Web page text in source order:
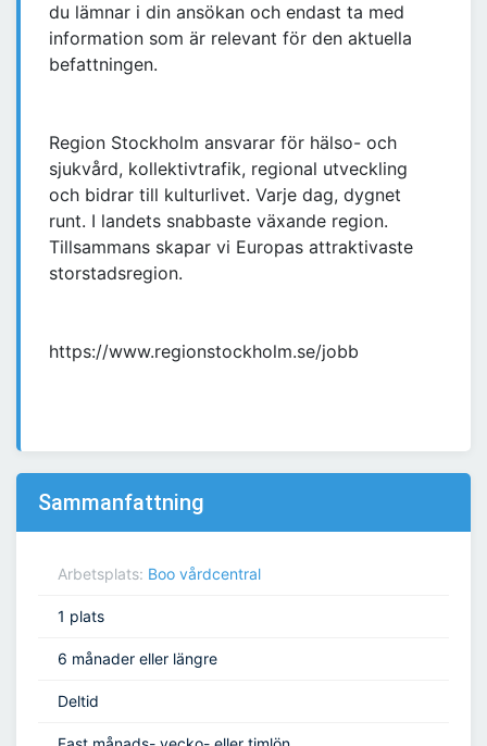
du lämnar i din ansökan och endast ta med
information som är relevant för den aktuella
befattningen.
Region Stockholm ansvarar för hälso- och
sjukvård, kollektivtrafik, regional utveckling
och bidrar till kulturlivet. Varje dag, dygnet
runt. I landets snabbaste växande region.
Tillsammans skapar vi Europas attraktivaste
storstadsregion.
https://www.regionstockholm.se/jobb
Sammanfattning
Arbetsplats: Boo vårdcentral
1 plats
6 månader eller längre
Deltid